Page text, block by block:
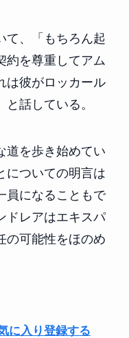
、「もちろん起
約を尊重してアム
は彼がロッカール
話している。
を歩き始めてい
についての明言は
員になることもで
ドレアはエキスパ
の可能性をほのめ
に入り登録する